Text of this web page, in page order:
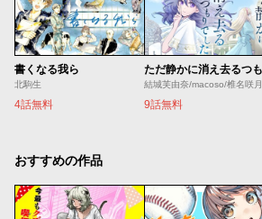
書くなる我ら
北駒生
4話無料
結城芙由奈/macoso/椎名咲月
9話無料
おすすめの作品